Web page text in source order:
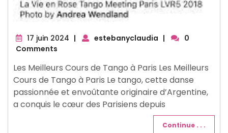
17 juin 2024 17| estebanyclaudia |
0
Comments
Les Meilleurs Cours de Tango à Paris Les Meilleurs
Cours de Tango à Paris Le tango, cette danse
passionnée et envoûtante originaire d’Argentine,
a conquis le cœur des Parisiens depuis
Continue . . .